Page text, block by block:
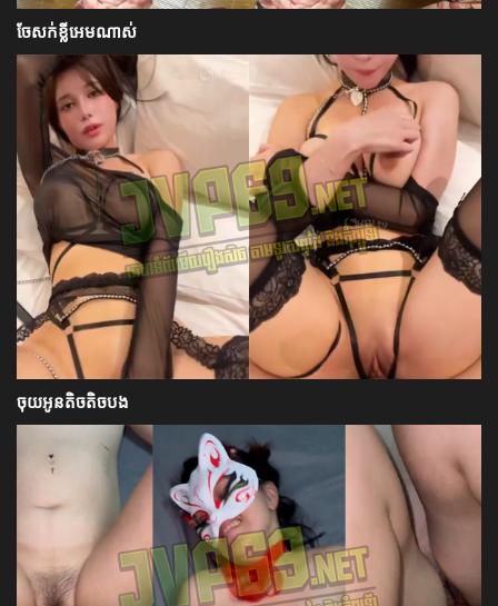
ចែសក់ខ្លីអេមណាស់
ចុយអូនតិចតិចបង